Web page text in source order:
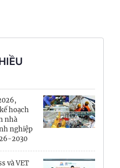
Thơ
Biên
Nẵng
Lắk
hoạch
nhà
nghiệp
2030
và VET